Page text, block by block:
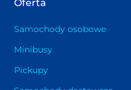
Oferta
Samochody osobowe
Minibusy
Pickupy